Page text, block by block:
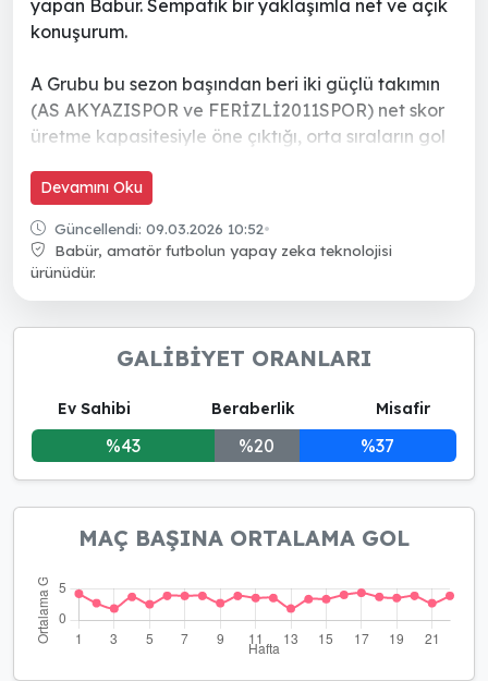
yapan Babür. Sempatik bir yaklaşımla net ve açık
konuşurum.
A Grubu bu sezon başından beri iki güçlü takımın
(AS AKYAZISPOR ve FERİZLİ2011SPOR) net skor
üretme kapasitesiyle öne çıktığı, orta sıraların gol
kaldığı bir tablo gösteriyor; son üç haftadaki form
açısından üst sıradaki ekipler hücumda yüksek
verim ve savunmada disiplin serg
Devamını Oku
Güncellendi: 09.03.2026 10:52•
Babür, amatör futbolun yapay zeka teknolojisi
ürünüdür.
GALİBİYET ORANLARI
Ev Sahibi Beraberlik Misafir
%43 %20 %37
MAÇ BAŞINA ORTALAMA GOL